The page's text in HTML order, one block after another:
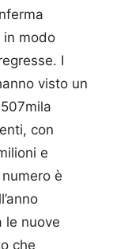
in modo
I
visto un
con
e
è
le nuove
che